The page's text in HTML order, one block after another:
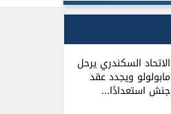
الاتحاد السكندري يرحل
مابولولو ويجدد عقد
جنش استعدادًا...